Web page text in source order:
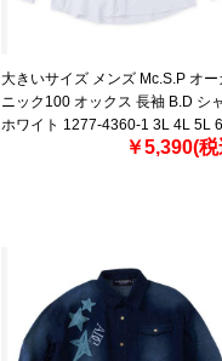
大きいサイズ メンズ Mc.S.P オー
ニック100 オックス 長袖 B.D シ
ホワイト 1277-4360-1 3L 4L 5L
￥5,390(